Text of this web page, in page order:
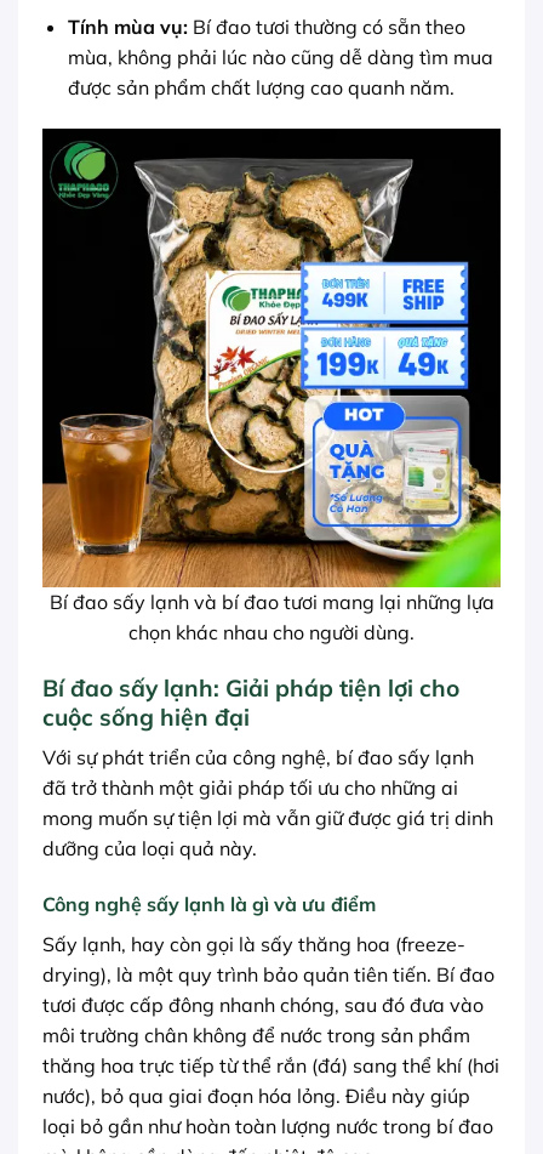
Tính mùa vụ:Bí đao tươi thường có sẵn theo
mùa, không phải lúc nào cũng dễ dàng tìm mua
được sản phẩm chất lượng cao quanh năm.
Bí đao sấy lạnh và bí đao tươi mang lại những lựa
chọn khác nhau cho người dùng.
Bí đao sấy lạnh: Giải pháp tiện lợi cho
cuộc sống hiện đại
Với sự phát triển của công nghệ, bí đao sấy lạnh
đã trở thành một giải pháp tối ưu cho những ai
mong muốn sự tiện lợi mà vẫn giữ được giá trị dinh
dưỡng của loại quả này.
Công nghệ sấy lạnh là gì và ưu điểm
Sấy lạnh, hay còn gọi là sấy thăng hoa (freeze-
drying), là một quy trình bảo quản tiên tiến. Bí đao
tươi được cấp đông nhanh chóng, sau đó đưa vào
môi trường chân không để nước trong sản phẩm
thăng hoa trực tiếp từ thể rắn (đá) sang thể khí (hơi
nước), bỏ qua giai đoạn hóa lỏng. Điều này giúp
loại bỏ gần như hoàn toàn lượng nước trong bí đao